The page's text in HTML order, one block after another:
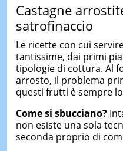
Castagne
satrofinaccio
Le ricette con cui
tantissime, dai primi
tipologie di cottura. Al
arrosto, il problema
questi frutti è sempre
Come si sbucciano?
non esiste una sola
seconda proprio di